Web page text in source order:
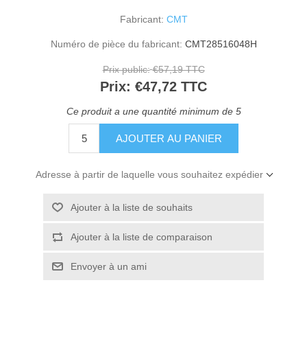
Fabricant: CMT
Numéro de pièce du fabricant: CMT28516048H
Prix public: €57,19 TTC
Prix: €47,72 TTC
Ce produit a une quantité minimum de 5
Adresse à partir de laquelle vous souhaitez expédier